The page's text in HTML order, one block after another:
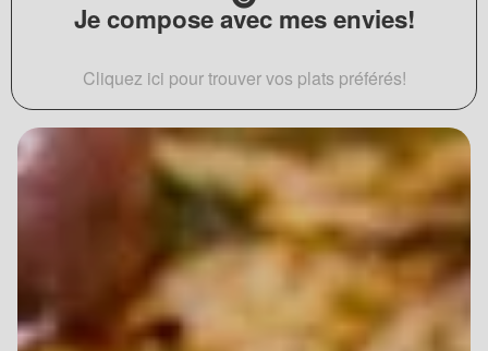
Je compose avec mes envies!
Cliquez ici pour trouver vos plats préférés!